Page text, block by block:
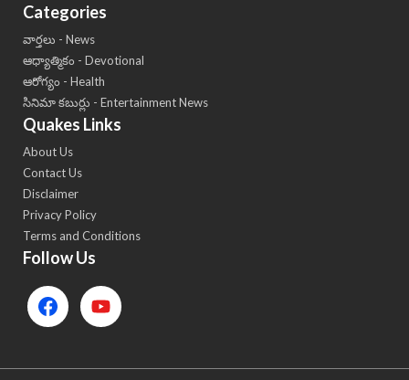
Categories
వార్తలు - News
ఆధ్యాత్మికం - Devotional
ఆరోగ్యం - Health
సినిమా కబుర్లు - Entertainment News
Quakes Links
About Us
Contact Us
Disclaimer
Privacy Policy
Terms and Conditions
Follow Us